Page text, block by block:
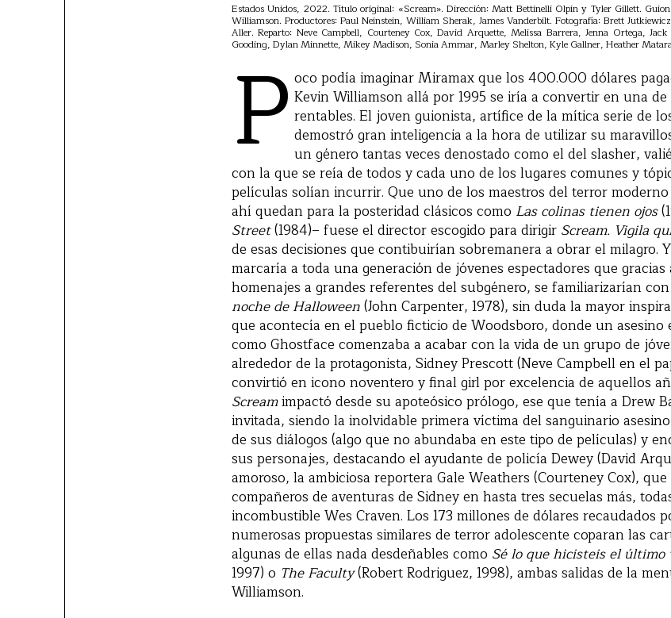
Estados Unidos, 2022. Título original: «Scream». Dirección: Matt Bettinelli Olpin y Tyler Gillett.
Williamson. Productores: Paul Neinstein, William Sherak, James Vanderbilt. Fotografía: Brett
Aller. Reparto: Neve Campbell, Courteney Cox, David Arquette, Melissa Barrera, Jenna Ortega,
Gooding, Dylan Minnette, Mikey Madison, Sonia Ammar, Marley Shelton, Kyle Gallner, Heather
P oco podía imaginar Miramax que los 400.000 dólares
Kevin Williamson allá por 1995 se iría a convertir en una
rentables. El joven guionista, artífice de la mítica serie de
demostró gran inteligencia a la hora de utilizar su
un género tantas veces denostado como el del slasher,
con la que se reía de todos y cada uno de los lugares comunes y
películas solían incurrir. Que uno de los maestros del terror
ahí quedan para la posteridad clásicos como Las colinas tienen ojos
Street(1984)– fuese el director escogido para dirigir Scream. Vigila
de esas decisiones que contibuirían sobremanera a obrar el milagro.
marcaría a toda una generación de jóvenes espectadores que
homenajes a grandes referentes del subgénero, se familiarizarían
noche de Halloween(John Carpenter, 1978), sin duda la mayor
que acontecía en el pueblo ficticio de Woodsboro, donde un asesino
como Ghostface comenzaba a acabar con la vida de un grupo de
alrededor de la protagonista, Sidney Prescott (Neve Campbell en el
convirtió en icono noventero y final girl por excelencia de aquellos
Screamimpactó desde su apoteósico prólogo, ese que tenía a Drew
invitada, siendo la inolvidable primera víctima del sanguinario
de sus diálogos (algo que no abundaba en este tipo de películas) y
sus personajes, destacando el ayudante de policía Dewey (David
amoroso, la ambiciosa reportera Gale Weathers (Courteney Cox),
compañeros de aventuras de Sidney en hasta tres secuelas más,
incombustible Wes Craven. Los 173 millones de dólares recaudados
numerosas propuestas similares de terror adolescente coparan las
algunas de ellas nada desdeñables como Sé lo que hicisteis el último
1997) o The Faculty(Robert Rodriguez, 1998), ambas salidas de la
Williamson.